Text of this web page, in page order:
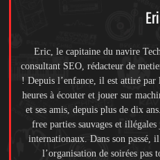
Eric, le capitaine du navire
consultant SEO, rédacteur de
! Depuis l’enfance, il est attiré par
heures à écouter et jouer sur
et ses amis, depuis plus de dix
free parties sauvages et
internationaux. Dans son passé,
l’organisation de soirées pas